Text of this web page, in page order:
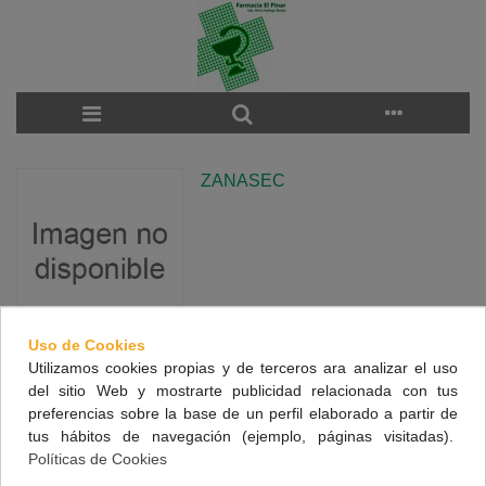
ZANASEC
There are no products on the category.
NUESTRA FARMACIA
Uso de Cookies
Utilizamos cookies propias y de terceros ara analizar el uso
del sitio Web y mostrarte publicidad relacionada con tus
preferencias sobre la base de un perfil elaborado a partir de
tus hábitos de navegación (ejemplo, páginas visitadas).
Políticas de Cookies